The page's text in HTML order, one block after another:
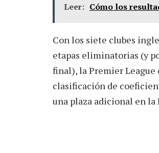
Leer: Cómo los
Con los siete clubes
etapas eliminatorias (y
final), la Premier
clasificación de
una plaza adicional en la